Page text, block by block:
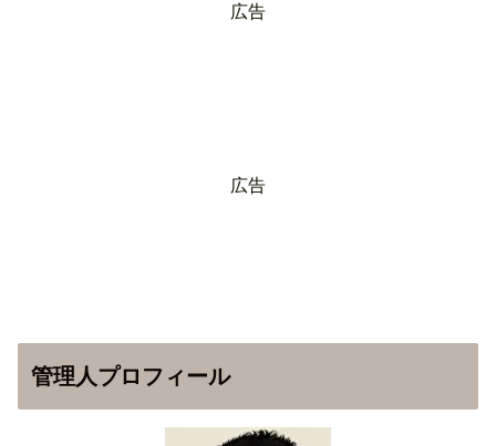
広告
広告
管理人プロフィール